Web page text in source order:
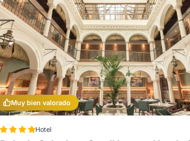
Muy bien valorado
Hotel